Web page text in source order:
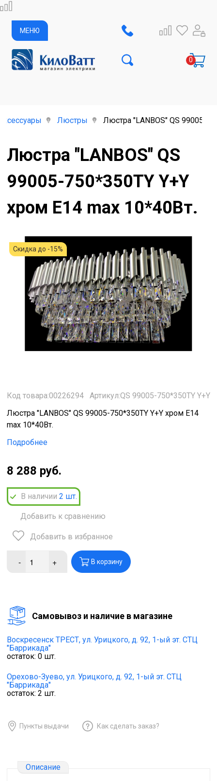
МЕНЮ
Люстры Люстра "LANBOS" QS 99005-
Люстра "LANBOS" QS
99005-750*350TY Y+Y
хром Е14 max 10*40Вт.
Скидка до -15%
Код товара:00226294
Артикул:QS 99005-750*350TY Y+Y
Люстра "LANBOS" QS 99005-750*350TY Y+Y хром Е14
max 10*40Вт.
Подробнее
8 288 руб.
В наличии 2 шт.
Добавить к сравнению
Добавить в избранное
- + В корзину
Cамовывоз и наличие в магазине
Воскресенск ТРЕСТ, ул. Урицкого, д. 92, 1-ый эт. СТЦ
"Баррикада"
остаток: 0 шт.
Орехово-Зуево, ул. Урицкого, д. 92, 1-ый эт. СТЦ
"Баррикада"
остаток: 2 шт.
Пункты выдачи Как сделать заказ?
Описание